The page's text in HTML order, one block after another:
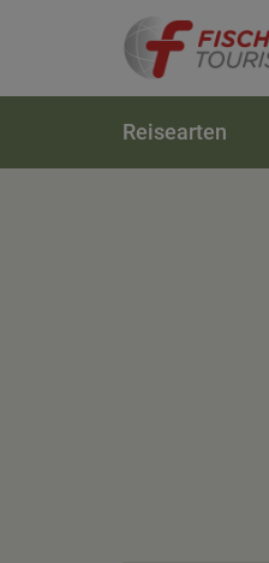
Reisearten